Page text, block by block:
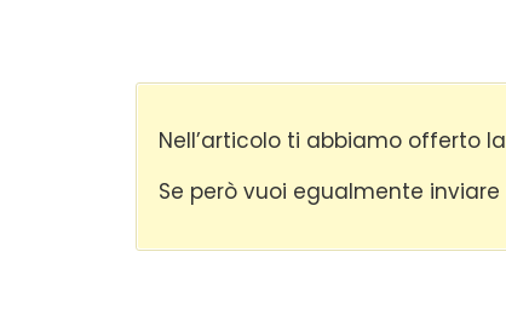
Nell’articolo ti abbiamo offerto
Se però vuoi egualmente